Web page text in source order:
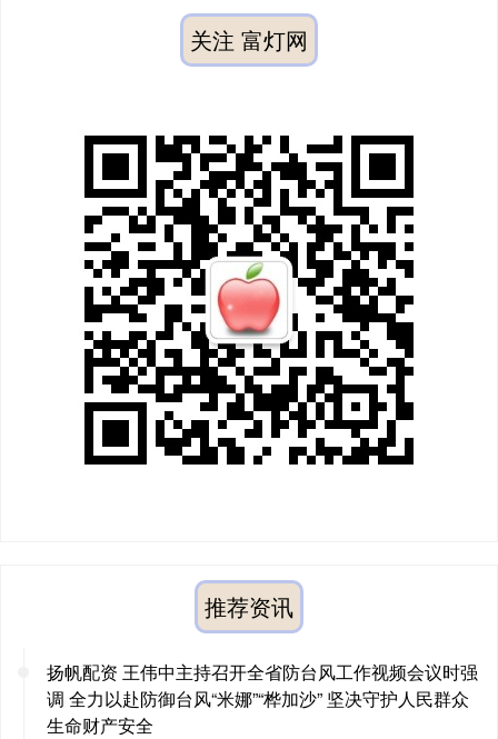
关注 富灯网
推荐资讯
扬帆配资 王伟中主持召开全省防台风工作视频会议时强
调 全力以赴防御台风“米娜”“桦加沙” 坚决守护人民群众
生命财产安全